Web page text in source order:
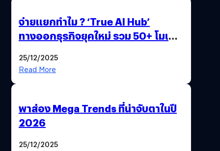
จ่ายแยกทำไม ? ‘True AI Hub’
ทางออกธุรกิจยุคใหม่ รวม 50+ โมเดล
25/12/2025
Read More
พาส่อง Mega Trends ที่น่าจับตาในปี
2026
25/12/2025